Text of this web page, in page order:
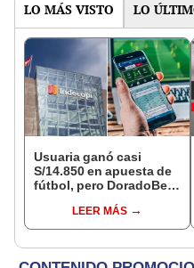
LO MÁS VISTO LO
Usuaria ganó casi
S/14.850 en apuesta de
fútbol, pero DoradoBet
Indecopi multó a la
empresa con más de S/
LEER MÁS